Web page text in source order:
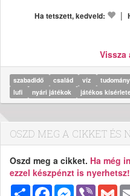
Ha tetszett, kedveld: |
Vissza
szabadidő család víz tudomány
lufi
nyári játékok játékos
OSZD MEG A CIKKET ÉS
Oszd meg a cikket. Ha még
ezzel készpénzt is nyerhetsz!
MegosztásFacebookMessenger
Viber